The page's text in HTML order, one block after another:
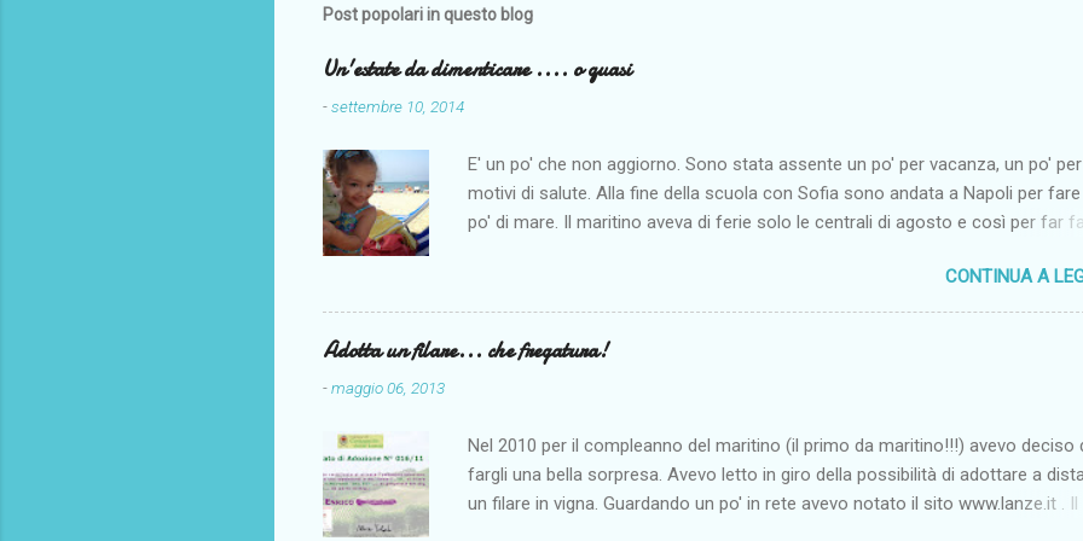
Post popolari in questo blog
Un'estate da dimenticare .... o quasi
-settembre 10, 2014
E' un po' che non aggiorno. Sono stata assente un po' per vacanza, un po' per
motivi di salute. Alla fine della scuola con Sofia sono andata a Napoli per fare
po' di mare. Il maritino aveva di ferie solo le centrali di agosto e così per far
tempo quest'anno non è stato clemente, anche se noi siamo riuscite lo
andare al mare spesso e ad abbronzarci almeno un po'. I problemi più seri
iniziati ad agosto. Sono finita due volte al Pronto Soccorso. Fortunatamente
di grave anche se lo spavento è stato tanto. E poi vogliamo aggiungere un
tantissimo. Credo di non aver mai letto tanto come durante queste vacanze.
Magari in un altro post racconterò tutte le mie letture. Nono...
CONTINUA A
Adotta un filare... che fregatura!
-maggio 06, 2013
Nel 2010 per il compleanno del maritino (il primo da maritino!!!) avevo deciso
fargli una bella sorpresa. Avevo letto in giro della possibilità di adottare a
un filare in vigna. Guardando un po' in rete avevo notato il sito www.lanze.it . Il